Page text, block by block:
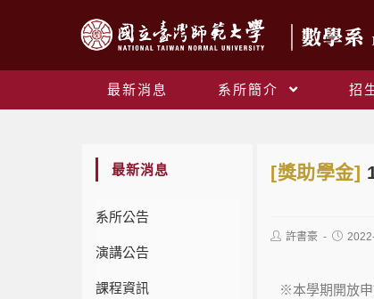
最新消息 系所簡介 招
最新消息
系所公告
演講公告
課程資訊
[獎助學金]
許書豪
※本學期開放申